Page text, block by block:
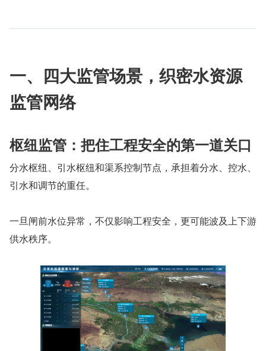
一、四大监管场景，织密水资源
监管网络
枢纽监管：把住工程安全的第一道关口
分水枢纽、引水枢纽和渠系控制节点，承担着分水、控水、
引水和调节的重任。
一旦闸前水位异常，不仅影响工程安全，更可能波及上下游
供水秩序。